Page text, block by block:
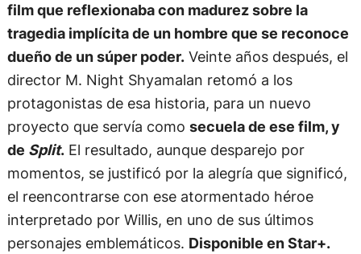
film que reflexionaba con madurez sobre la
tragedia implícita de un hombre que se reconoce
dueño de un súper poder.Veinte años después, el
director M. Night Shyamalan retomó a los
protagonistas de esa historia, para un nuevo
proyecto que servía como secuela de ese film, y
de Split.El resultado, aunque desparejo por
momentos, se justificó por la alegría que significó,
el reencontrarse con ese atormentado héroe
interpretado por Willis, en uno de sus últimos
personajes emblemáticos. Disponible en Star+.